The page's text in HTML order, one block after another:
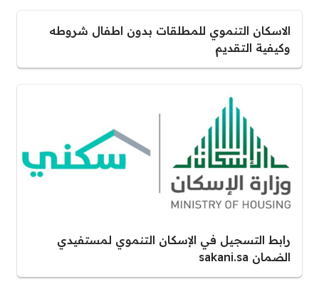
الاسكان التنموي للمطلقات بدون اطفال شروطه
وكيفية التقديم
رابط التسجيل في الإسكان التنموي لمستفيدي
الضمان sakani.sa